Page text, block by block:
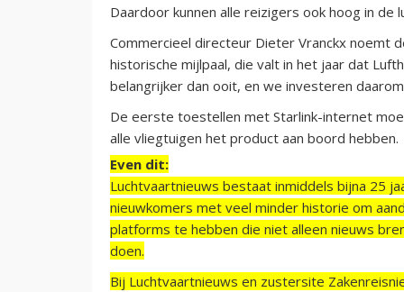
Daardoor kunnen alle reizigers ook hoog in
Commercieel directeur Dieter Vranckx noemt
historische mijlpaal, die valt in het jaar dat
belangrijker dan ooit, en we investeren
De eerste toestellen met Starlink-internet
alle vliegtuigen het product aan boord hebben.
Even dit:
Luchtvaartnieuws bestaat inmiddels bijna 25
nieuwkomers met veel minder historie om
platforms te hebben die niet alleen nieuws
doen.
Bij Luchtvaartnieuws en zustersite